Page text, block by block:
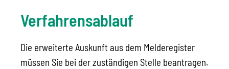
Verfahrensablauf
Die erweiterte Auskunft aus dem Melderegister
müssen Sie bei der zuständigen Stelle beantragen.